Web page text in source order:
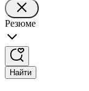
Резюме
Найти